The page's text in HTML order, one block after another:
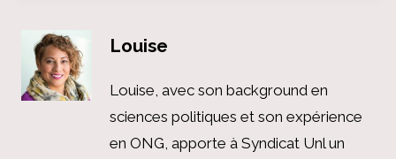
Louise
Louise, avec son background en
sciences politiques et son expérience
en ONG, apporte à Syndicat Unl un